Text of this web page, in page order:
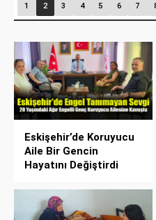
1 2 3 4 5 6 7
Eskişehir’de Koruyucu
Aile Bir Gencin
Hayatını Değiştirdi